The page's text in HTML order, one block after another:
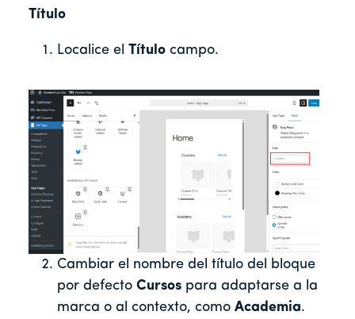
Título
Localice el Título campo.
Cambiar el nombre del título del bloque
por defecto Cursos para adaptarse a la
marca o al contexto, como Academia.